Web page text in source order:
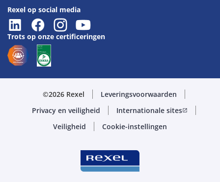
Rexel op social media
Trots op onze certificeringen
©2026 Rexel
Leveringsvoorwaarden
Privacy en veiligheid
Internationale sitesopen_in_new
Veiligheid Cookie-instellingen